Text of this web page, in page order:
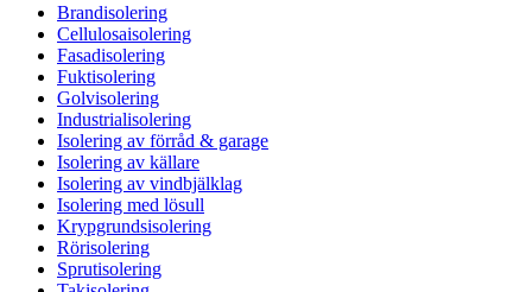
Brandisolering
Cellulosaisolering
Fasadisolering
Fuktisolering
Golvisolering
Industrialisolering
Isolering av förråd & garage
Isolering av källare
Isolering av vindbjälklag
Isolering med lösull
Krypgrundsisolering
Rörisolering
Sprutisolering